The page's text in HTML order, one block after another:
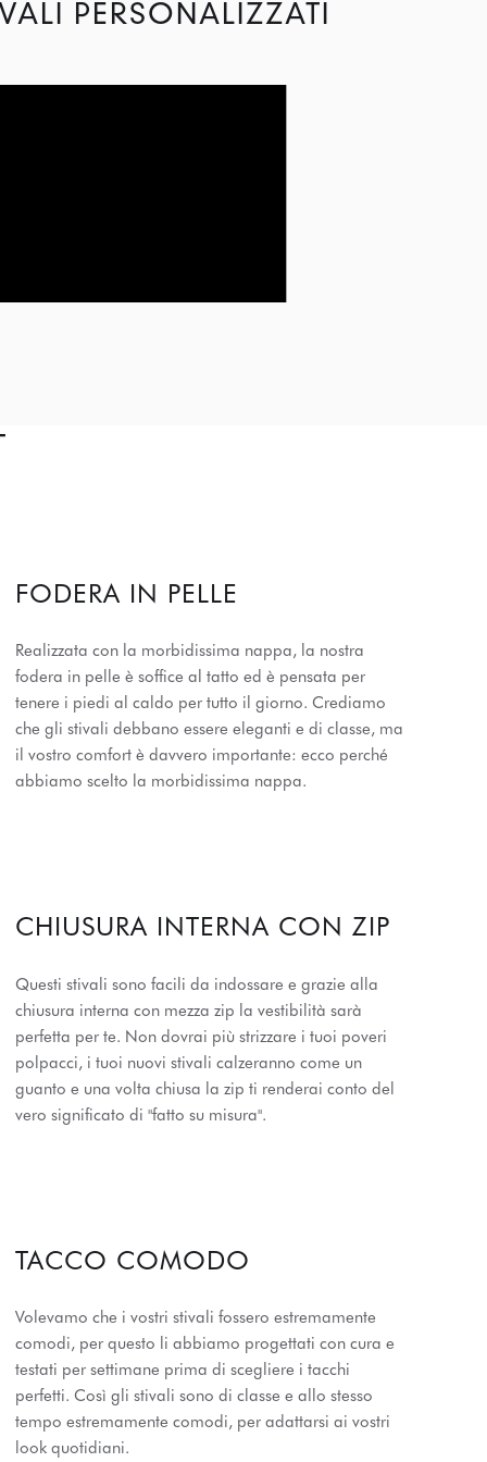
PERSONALIZZATI
FODERA IN PELLE
Realizzata con la morbidissima nappa, la nostra
fodera in pelle è soffice al tatto ed è pensata per
tenere i piedi al caldo per tutto il giorno. Crediamo
che gli stivali debbano essere eleganti e di classe, ma
il vostro comfort è davvero importante: ecco perché
abbiamo scelto la morbidissima nappa.
CHIUSURA INTERNA CON ZIP
Questi stivali sono facili da indossare e grazie alla
chiusura interna con mezza zip la vestibilità sarà
perfetta per te. Non dovrai più strizzare i tuoi poveri
polpacci, i tuoi nuovi stivali calzeranno come un
guanto e una volta chiusa la zip ti renderai conto del
vero significato di "fatto su misura".
TACCO COMODO
Volevamo che i vostri stivali fossero estremamente
comodi, per questo li abbiamo progettati con cura e
testati per settimane prima di scegliere i tacchi
perfetti. Così gli stivali sono di classe e allo stesso
tempo estremamente comodi, per adattarsi ai vostri
look quotidiani.